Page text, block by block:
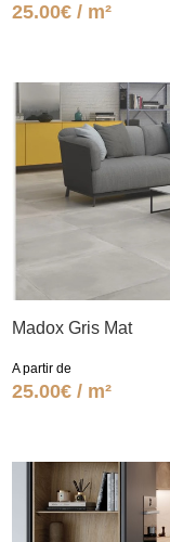
25.00€ / m²
Madox Gris Mat
A partir de
25.00€ / m²